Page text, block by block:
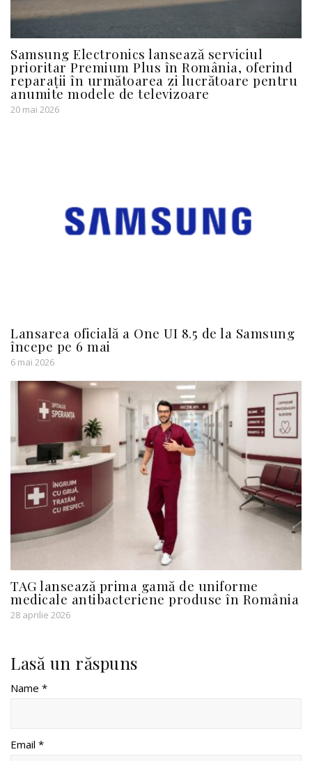
Samsung Electronics lansează serviciul
prioritar Premium Plus în România, oferind
reparații în următoarea zi lucrătoare pentru
anumite modele de televizoare
20 mai 2026
Lansarea oficială a One UI 8.5 de la Samsung
începe pe 6 mai
6 mai 2026
TAG lansează prima gamă de uniforme
medicale antibacteriene produse în România
28 aprilie 2026
Lasă un răspuns
Name *
Email *